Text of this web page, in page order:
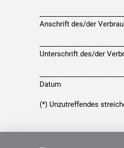
Anschrift des/der
Unterschrift des/der
Datum
(*) Unzutreffendes